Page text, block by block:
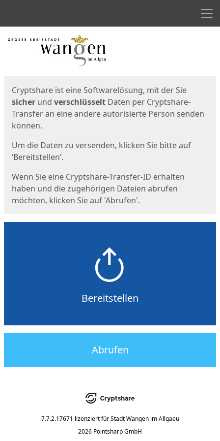
Start
Cryptshare ist eine Softwarelösung, mit der Sie
sicher und verschlüsselt Daten per Cryptshare-
Transfer an eine andere autorisierte Person senden
können.
Um die Daten zu versenden, klicken Sie bitte auf
‘Bereitstellen’.
Wenn Sie eine Cryptshare-Transfer-ID erhalten
haben und die zugehörigen Dateien abrufen
möchten, klicken Sie auf 'Abrufen'.
Bereitstellen
Abrufen
7.7.2.17671 lizenziert für Stadt Wangen im Allgaeu
2026 Pointsharp GmbH